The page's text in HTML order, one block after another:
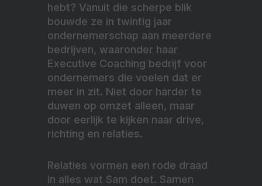
hebt? Vanuit die scherpe blik
bouwde ze in twintig jaar
ondernemerschap aan meerdere
bedrijven, waaronder haar
Executive Coaching bedrijf voor
ondernemers die voelen dat er
meer in zit. Niet door harder te
duwen op omzet alleen, maar
door eerlijk te kijken naar drive,
richting en relaties.
Relaties vormen een rode draad
in alles wat Sam doet. Samen